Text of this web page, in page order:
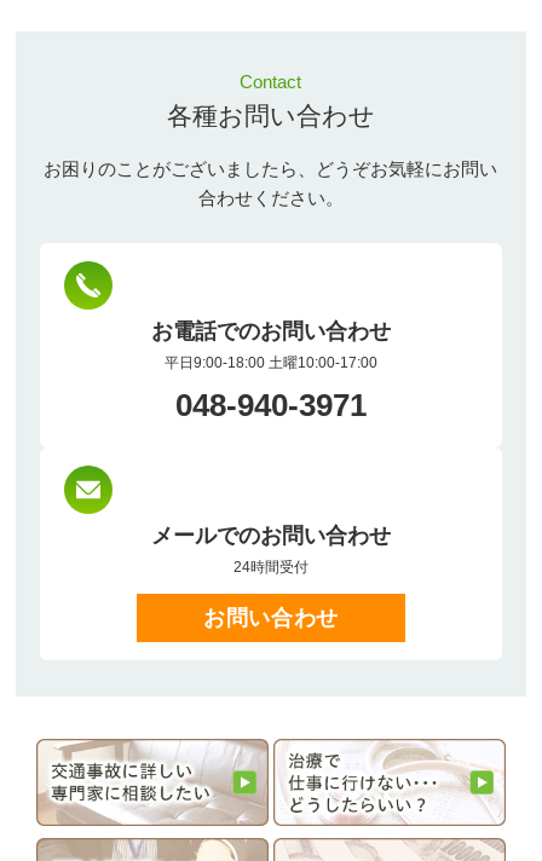
Contact
各種お問い合わせ
お困りのことがございましたら、どうぞお気軽にお問い
合わせください。
お電話でのお問い合わせ
平日9:00-18:00 土曜10:00-17:00
048-940-3971
メールでのお問い合わせ
24時間受付
お問い合わせ